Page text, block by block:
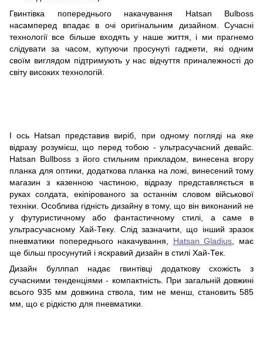
Гвинтівка попереднього накачування Hatsan Bulboss
насамперед впадає в очі оригінальним дизайном. Сучасні
технології все більше входять у наше життя, і ми прагнемо
слідувати за часом, купуючи просунуті гаджети, які одним
своїм виглядом підтримують у нас відчуття приналежності до
світу високих технологій.
І ось Hatsan представив виріб, при одному погляді на яке
відразу розумієш, що перед тобою - ультрасучасний девайс.
Hatsan Bullboss з його стильним прикладом, винесена вгору
планка для оптики, додаткова планка на ложі, винесений тому
магазин з казенною частиною, відразу представляється в
руках солдата, екіпірованого за останнім словом військової
техніки. Особлива гідність дизайну в тому, що він виконаний не
у футуристичному або фантастичному стилі, а саме в
ультрасучасному Хай-Теку. Слід зазначити, що інший зразок
пневматики попереднього накачування, Hatsan Gladius , має
ще більш просунутий і яскравий дизайн в стилі Хай-Тек.
Дизайн буллпап надає гвинтівці додаткову схожість з
сучасними тенденціями - компактність. При загальній довжині
всього 935 мм довжина ствола, тим не менш, становить 585
мм, що є рідкістю для пневматики.